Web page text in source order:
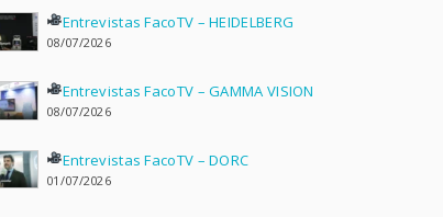
Entrevistas FacoTV – HEIDELBERG
08/07/2026
Entrevistas FacoTV – GAMMA VISION
08/07/2026
Entrevistas FacoTV – DORC
01/07/2026